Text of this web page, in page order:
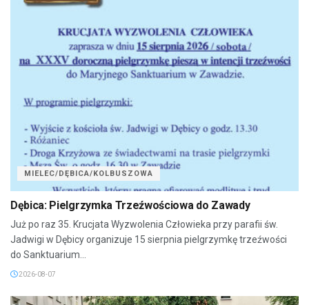
MIELEC/DĘBICA/KOLBUSZOWA
Dębica: Pielgrzymka Trzeźwościowa do Zawady
Już po raz 35. Krucjata Wyzwolenia Człowieka przy parafii św.
Jadwigi w Dębicy organizuje 15 sierpnia pielgrzymkę trzeźwości
do Sanktuarium...
2026-08-07